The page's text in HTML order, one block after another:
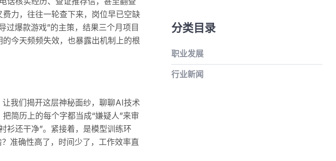
力，往往一轮查下来，岗位早已空缺
过爆款游戏”的主策，结果三个月项目
今天频频失效，也暴露出机制上的根
我们揭开这层神秘面纱，聊聊AI技术
简历上的每个字都当成“嫌疑人”来审
衫还干净”。紧接着，是模型训练环
准确性高了，时间少了，工作效率直
分类目录
职业发展
行业新闻